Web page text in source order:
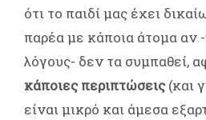
ότι το παιδί μας έχει
παρέα με κάποια άτομα αν
λόγους- δεν τα συμπαθεί,
κάποιες περιπτώσεις(και
είναι μικρό και άμεσα